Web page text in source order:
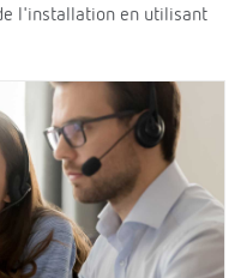
l'installation en utilisant